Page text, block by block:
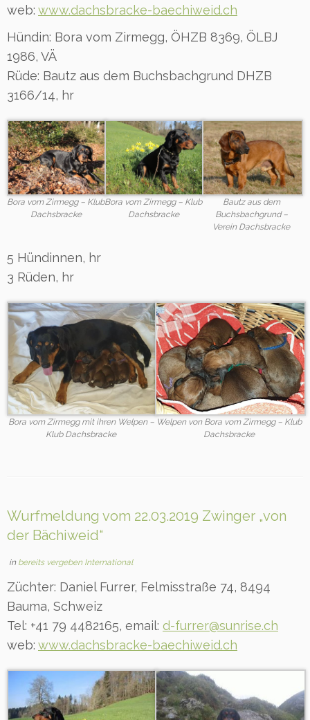
web: www.dachsbracke-baechiweid.ch
Hündin: Bora vom Zirmegg, ÖHZB 8369, ÖLBJ
1986, VÄ
Rüde: Bautz aus dem Buchsbachgrund DHZB
3166/14, hr
Bora vom Zirmegg – Klub
Dachsbracke
Bora vom Zirmegg – Klub
Dachsbracke
Bautz aus dem
Buchsbachgrund –
Verein Dachsbracke
5 Hündinnen, hr
3 Rüden, hr
Bora vom Zirmegg mit ihren Welpen –
Klub Dachsbracke
Welpen von Bora vom Zirmegg – Klub
Dachsbracke
Wurfmeldung vom 22.03.2019 Zwinger „von
der Bächiweid“
in bereits vergeben International
Züchter: Daniel Furrer, Felmisstraße 74, 8494
Bauma, Schweiz
Tel: +41 79 4482165, email: d-furrer@sunrise.ch
web: www.dachsbracke-baechiweid.ch